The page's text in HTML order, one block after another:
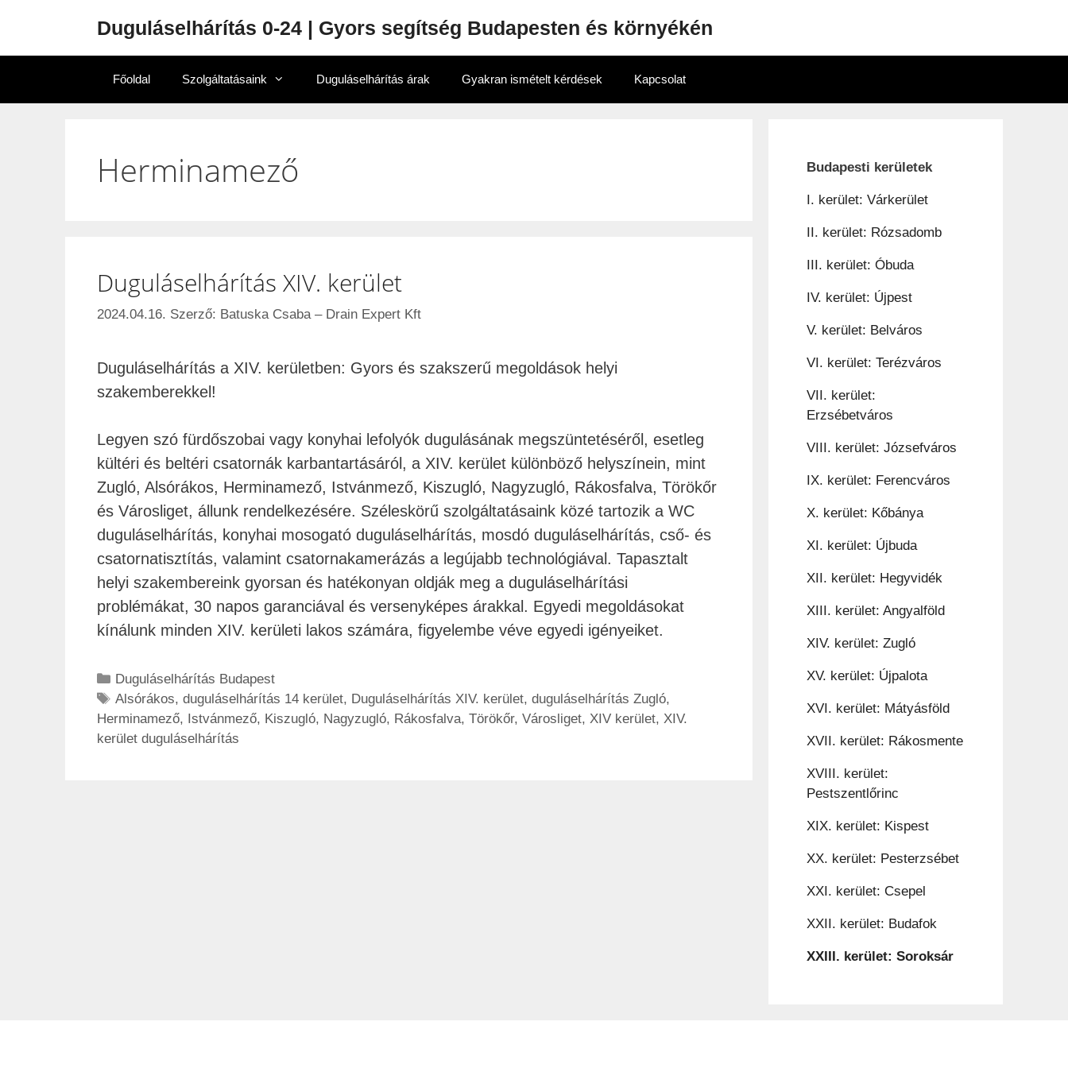
Duguláselhárítás 0-24 | Gyors segítség Budapesten és környékén
Főoldal Szolgáltatásaink Duguláselhárítás árak Gyakran ismételt kérdések Kapcsolat
Herminamező
Duguláselhárítás XIV. kerület
2024.04.16. Szerző: Batuska Csaba – Drain Expert Kft
Duguláselhárítás a XIV. kerületben: Gyors és szakszerű megoldások helyi
szakemberekkel!
Legyen szó fürdőszobai vagy konyhai lefolyók dugulásának megszüntetéséről, esetleg
kültéri és beltéri csatornák karbantartásáról, a XIV. kerület különböző helyszínein, mint
Zugló, Alsórákos, Herminamező, Istvánmező, Kiszugló, Nagyzugló, Rákosfalva, Törökőr
és Városliget, állunk rendelkezésére. Széleskörű szolgáltatásaink közé tartozik a WC
duguláselhárítás, konyhai mosogató duguláselhárítás, mosdó duguláselhárítás, cső- és
csatornatisztítás, valamint csatornakamerázás a legújabb technológiával. Tapasztalt
helyi szakembereink gyorsan és hatékonyan oldják meg a duguláselhárítási
problémákat, 30 napos garanciával és versenyképes árakkal. Egyedi megoldásokat
kínálunk minden XIV. kerületi lakos számára, figyelembe véve egyedi igényeiket.
Duguláselhárítás Budapest
Alsórákos,duguláselhárítás 14 kerület, Duguláselhárítás XIV. kerület,duguláselhárítás Zugló,
Herminamező, Istvánmező, Kiszugló, Nagyzugló, Rákosfalva, Törökőr, Városliget, XIV kerület, XIV.
kerület duguláselhárítás
Budapesti kerületek
I. kerület: Várkerület
II. kerület: Rózsadomb
III. kerület: Óbuda
IV. kerület: Újpest
V. kerület: Belváros
VI. kerület: Terézváros
VII. kerület:
Erzsébetváros
VIII. kerület: Józsefváros
IX. kerület: Ferencváros
X. kerület: Kőbánya
XI. kerület: Újbuda
XII. kerület: Hegyvidék
XIII. kerület: Angyalföld
XIV. kerület: Zugló
XV. kerület: Újpalota
XVI. kerület: Mátyásföld
XVII. kerület: Rákosmente
XVIII. kerület:
Pestszentlőrinc
XIX. kerület: Kispest
XX. kerület: Pesterzsébet
XXI. kerület: Csepel
XXII. kerület: Budafok
XXIII. kerület: Soroksár